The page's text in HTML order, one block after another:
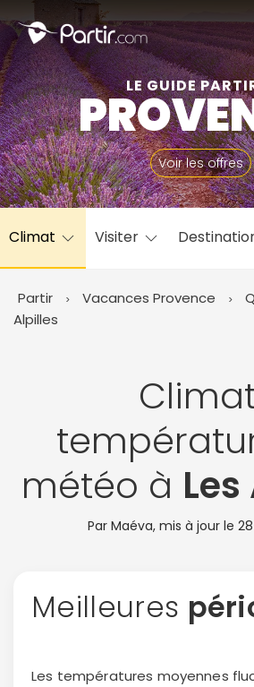
LE GUIDE
Voir les offres
Climat Visiter
Partir Vacances Provence
Alpilles
météo à
Par Maéva, mis à jour le
Meilleures
Les températures moyennes
📍 Destinations populaires
☀️ Où partir par mois
Janvier
Juillet
Août Septembre